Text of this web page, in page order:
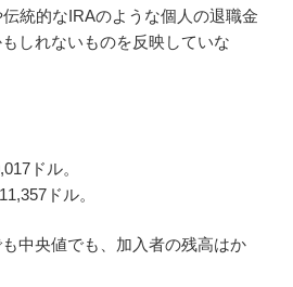
統的なIRAのような個人の退職金
しれないものを反映していな
ドル。
ドル。
中央値でも、加入者の残高はか